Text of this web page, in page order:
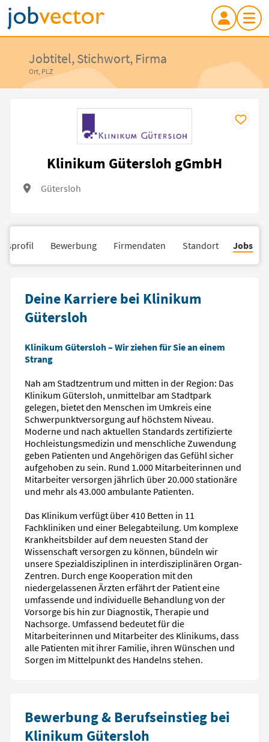
Jobtitel, Stichwort, Firma
Ort, PLZ
Klinikum Gütersloh gGmbH
Gütersloh
Bewerbung Firmendaten Standort Jobs
Deine Karriere bei Klinikum
Gütersloh
Klinikum Gütersloh – Wir ziehen für Sie an einem
Strang
Nah am Stadtzentrum und mitten in der Region: Das
Klinikum Gütersloh, unmittelbar am Stadtpark
gelegen, bietet den Menschen im Umkreis eine
Schwerpunktversorgung auf höchstem Niveau.
Moderne und nach aktuellen Standards zertifizierte
Hochleistungsmedizin und menschliche Zuwendung
geben Patienten und Angehörigen das Gefühl sicher
aufgehoben zu sein. Rund 1.000 Mitarbeiterinnen und
Mitarbeiter versorgen jährlich über 20.000 stationäre
und mehr als 43.000 ambulante Patienten.
Das Klinikum verfügt über 410 Betten in 11
Fachkliniken und einer Belegabteilung. Um komplexe
Krankheitsbilder auf dem neuesten Stand der
Wissenschaft versorgen zu können, bündeln wir
unsere Spezialdisziplinen in interdisziplinären Organ-
Zentren. Durch enge Kooperation mit den
niedergelassenen Ärzten erfährt der Patient eine
umfassende und individuelle Behandlung von der
Vorsorge bis hin zur Diagnostik, Therapie und
Nachsorge. Umfassend bedeutet für die
Mitarbeiterinnen und Mitarbeiter des Klinikums, dass
alle Patienten mit ihrer Familie, ihren Wünschen und
Sorgen im Mittelpunkt des Handelns stehen.
Bewerbung & Berufseinstieg bei
Klinikum Gütersloh